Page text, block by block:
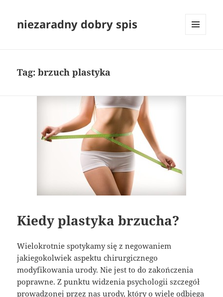
niezaradny dobry spis
Tag:brzuch plastyka
Kiedy plastyka brzucha?
Wielokrotnie spotykamy się z negowaniem
jakiegokolwiek aspektu chirurgicznego
modyfikowania urody. Nie jest to do zakończenia
poprawne. Z punktu widzenia psychologii szczegół
prowadzonej przez nas urody, który o wiele odbiega